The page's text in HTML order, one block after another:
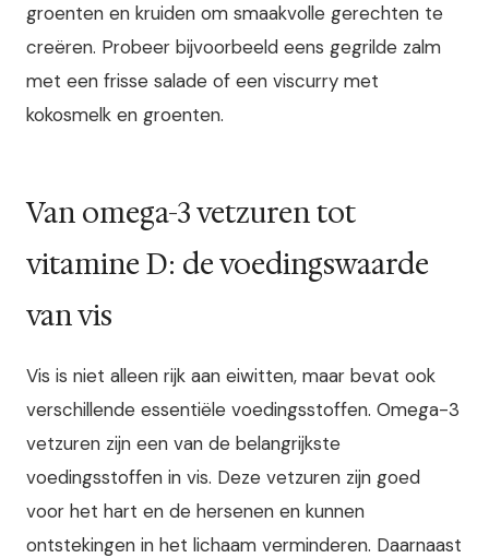
groenten en kruiden om smaakvolle gerechten te
creëren. Probeer bijvoorbeeld eens gegrilde zalm
met een frisse salade of een viscurry met
kokosmelk en groenten.
Van omega-3 vetzuren tot
vitamine D: de voedingswaarde
van vis
Vis is niet alleen rijk aan eiwitten, maar bevat ook
verschillende essentiële voedingsstoffen. Omega-3
vetzuren zijn een van de belangrijkste
voedingsstoffen in vis. Deze vetzuren zijn goed
voor het hart en de hersenen en kunnen
ontstekingen in het lichaam verminderen. Daarnaast